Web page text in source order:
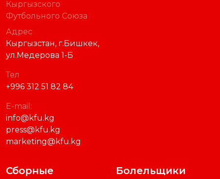
Кыргызского
Футбольного Союза
Адрес
Кыргызстан, г.Бишкек,
ул.Медерова 1-Б
Тел
+996 312 51 82 84
E-mail:
info@kfu.kg
press@kfu.kg
marketing@kfu.kg
Сборные Болельщики